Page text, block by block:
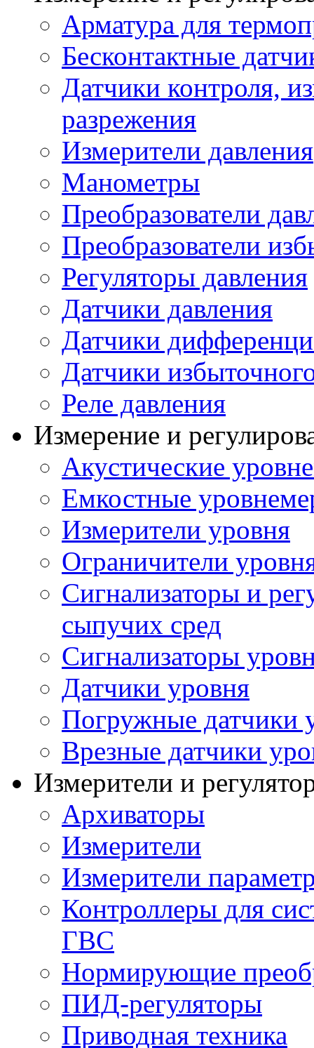
Арматура для
Бесконтактные
Датчики контроля,
разрежения
Измерители давления
Манометры
Преобразователи
Преобразователи
Регуляторы давления
Датчики давления
Датчики
Датчики
Реле давления
Измерение и
Акустические
Емкостные
Измерители уровня
Ограничители
Сигнализаторы и
сыпучих сред
Сигнализаторы
Датчики уровня
Погружные датчики
Врезные датчики
Измерители и
Архиваторы
Измерители
Измерители
Контроллеры для
ГВС
Нормирующие
ПИД-регуляторы
Приводная техника